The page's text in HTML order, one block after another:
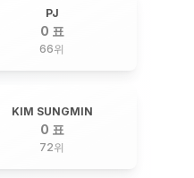
PJ
0 표
66위
KIM SUNGMIN
0 표
72위